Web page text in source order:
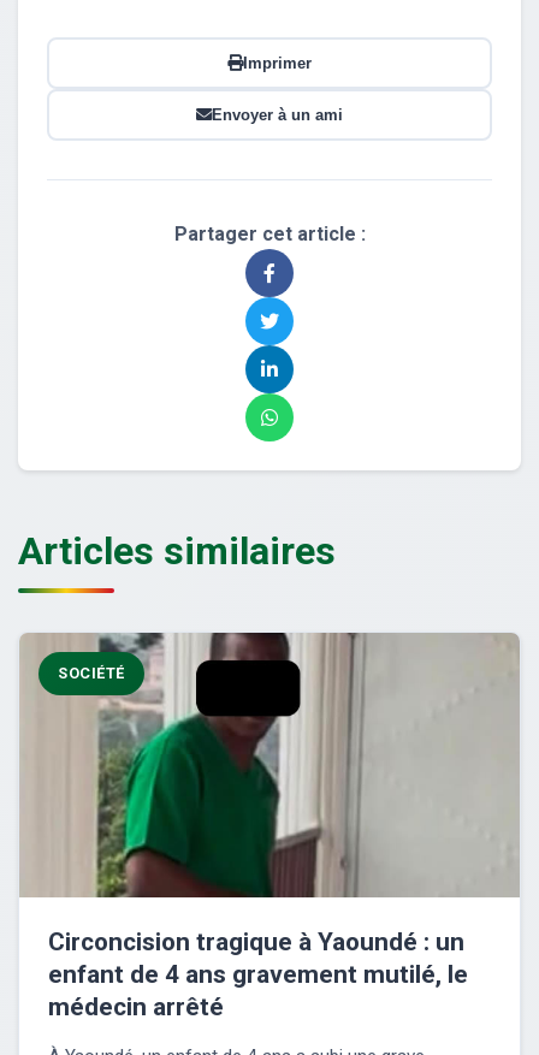
Imprimer
Envoyer à un ami
Partager cet article :
Articles similaires
SOCIÉTÉ
Circoncision tragique à Yaoundé : un
enfant de 4 ans gravement mutilé, le
médecin arrêté